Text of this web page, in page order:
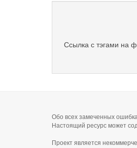
Ссылка с тэгами на
Обо всех замеченных
Настоящий ресурс может
Проект является